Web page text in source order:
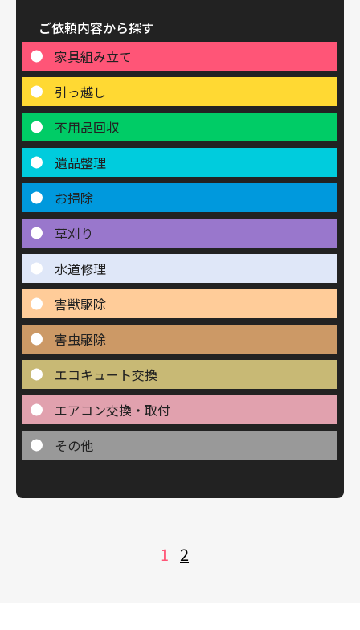
ご依頼内容から探す
家具組み立て
引っ越し
不用品回収
遺品整理
お掃除
草刈り
水道修理
害獣駆除
害虫駆除
エコキュート交換
エアコン交換・取付
その他
ー
1 2